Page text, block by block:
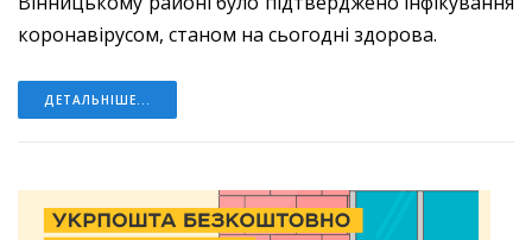
коронавірусом, станом на сьогодні здорова.
ДЕТАЛЬНІШЕ...